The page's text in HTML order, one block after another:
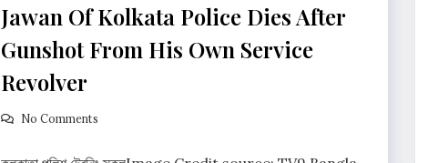
Jawan Of Kolkata Police Dies After
Gunshot From His Own Service
Revolver
No Comments